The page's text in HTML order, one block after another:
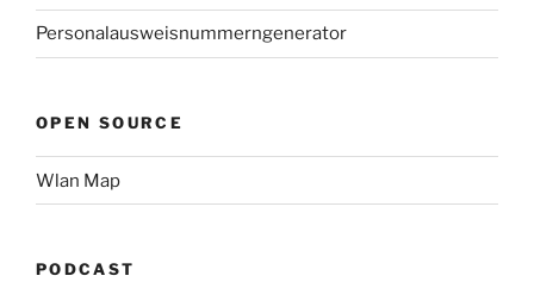
Personalausweisnummerngenerator
OPEN SOURCE
Wlan Map
PODCAST